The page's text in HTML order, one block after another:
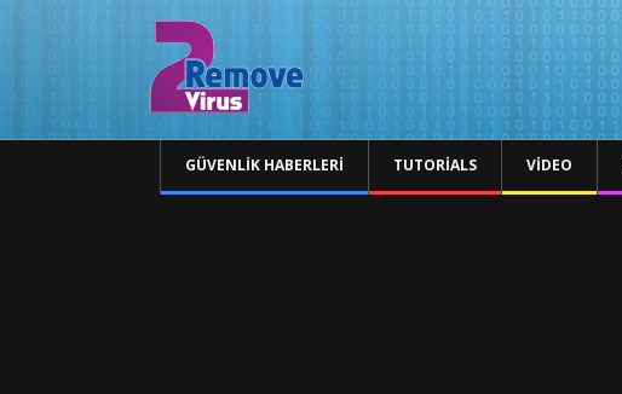
GÜVENLIK HABERLERI TUTORIALS VIDEO